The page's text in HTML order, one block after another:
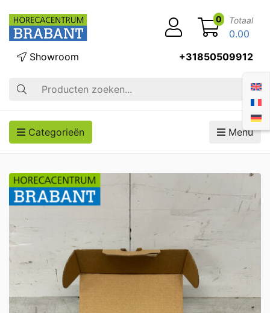
Zoek op
Showroom +31850509912
0 Totaal
0.00
Categorieën Menu